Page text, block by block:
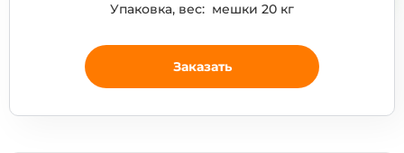
Упаковка, вес: мешки 20 кг
Заказать